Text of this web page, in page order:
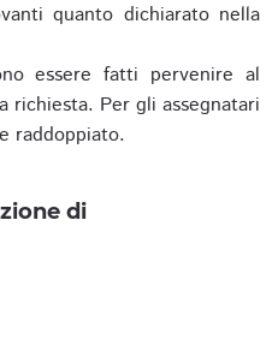
quanto dichiarato nella
essere fatti pervenire al
richiesta. Per gli assegnatari
raddoppiato.
di